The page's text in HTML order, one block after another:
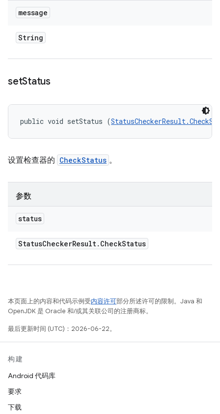
message
String
setStatus
public void setStatus (
设置检查器的 CheckStatus 。
参数
status
StatusCheckerResult. CheckStatus
本页面上的内容和代码示例受内容许可部分所述许可的限制。Java 和
OpenJDK 是 Oracle 和/或其关联公司的注册商标。
最后更新时间 (UTC)：2026-06-22。
构建
Android 代码库
要求
下载